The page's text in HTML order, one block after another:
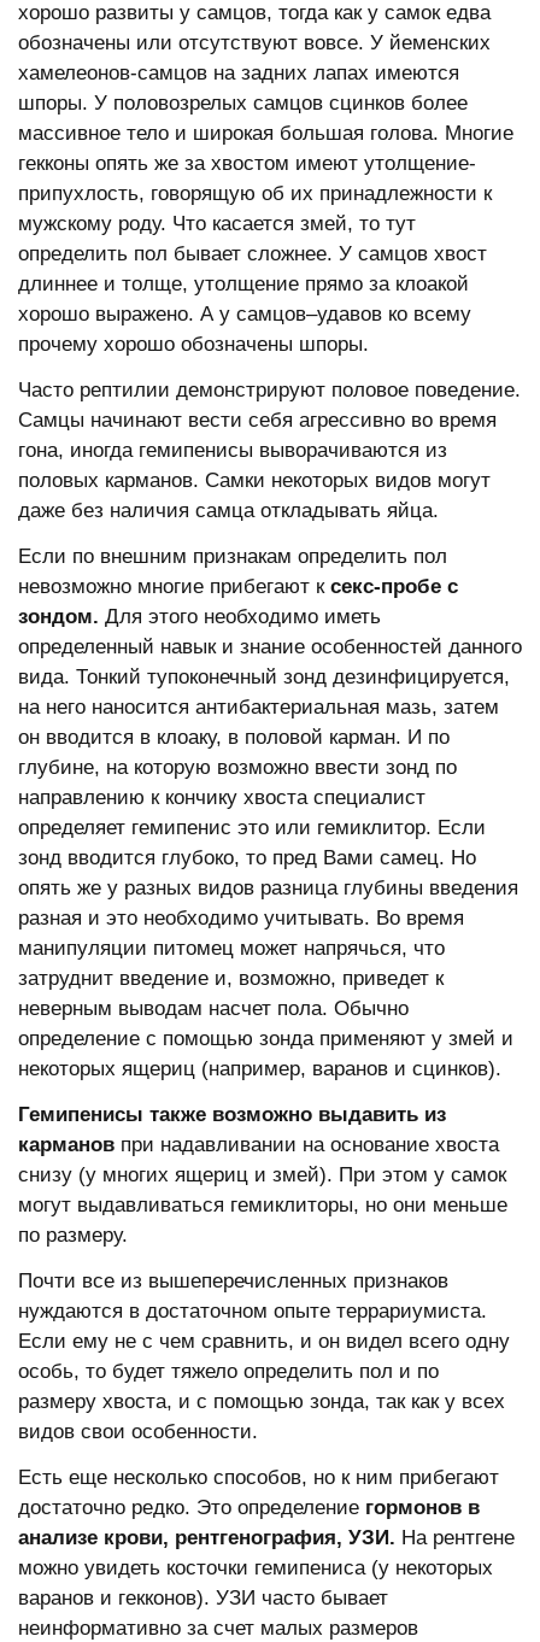
хорошо развиты у самцов, тогда как у самок едва
обозначены или отсутствуют вовсе. У йеменских
хамелеонов-самцов на задних лапах имеются
шпоры. У половозрелых самцов сцинков более
массивное тело и широкая большая голова. Многие
гекконы опять же за хвостом имеют утолщение-
припухлость, говорящую об их принадлежности к
мужскому роду. Что касается змей, то тут
определить пол бывает сложнее. У самцов хвост
длиннее и толще, утолщение прямо за клоакой
хорошо выражено. А у самцов–удавов ко всему
прочему хорошо обозначены шпоры.
Часто рептилии демонстрируют половое поведение.
Самцы начинают вести себя агрессивно во время
гона, иногда гемипенисы выворачиваются из
половых карманов. Самки некоторых видов могут
даже без наличия самца откладывать яйца.
Если по внешним признакам определить пол
невозможно многие прибегают к секс-пробе с
зондом. Для этого необходимо иметь
определенный навык и знание особенностей данного
вида. Тонкий тупоконечный зонд дезинфицируется,
на него наносится антибактериальная мазь, затем
он вводится в клоаку, в половой карман. И по
глубине, на которую возможно ввести зонд по
направлению к кончику хвоста специалист
определяет гемипенис это или гемиклитор. Если
зонд вводится глубоко, то пред Вами самец. Но
опять же у разных видов разница глубины введения
разная и это необходимо учитывать. Во время
манипуляции питомец может напрячься, что
затруднит введение и, возможно, приведет к
неверным выводам насчет пола. Обычно
определение с помощью зонда применяют у змей и
некоторых ящериц (например, варанов и сцинков).
Гемипенисы также возможно выдавить из
карманов при надавливании на основание хвоста
снизу (у многих ящериц и змей). При этом у самок
могут выдавливаться гемиклиторы, но они меньше
по размеру.
Почти все из вышеперечисленных признаков
нуждаются в достаточном опыте террариумиста.
Если ему не с чем сравнить, и он видел всего одну
особь, то будет тяжело определить пол и по
размеру хвоста, и с помощью зонда, так как у всех
видов свои особенности.
Есть еще несколько способов, но к ним прибегают
достаточно редко. Это определение гормонов в
анализе крови, рентгенография, УЗИ. На рентгене
можно увидеть косточки гемипениса (у некоторых
варанов и гекконов). УЗИ часто бывает
неинформативно за счет малых размеров